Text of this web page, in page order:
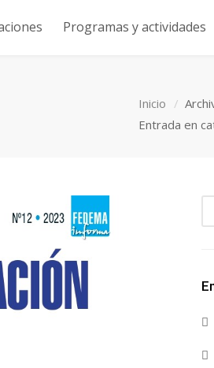
Programas y actividades
Inicio
Entrada en